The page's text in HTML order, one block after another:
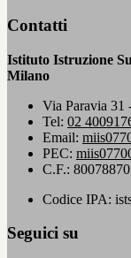
Contatti
Istituto Istruzione
Milano
Via Paravia 31
Tel: 02
Email:
PEC:
C.F.:
Codice IPA:
Seguici su